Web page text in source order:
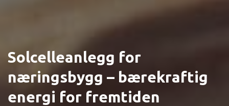
Solcelleanlegg for
næringsbygg – bærekraftig
energi for fremtiden